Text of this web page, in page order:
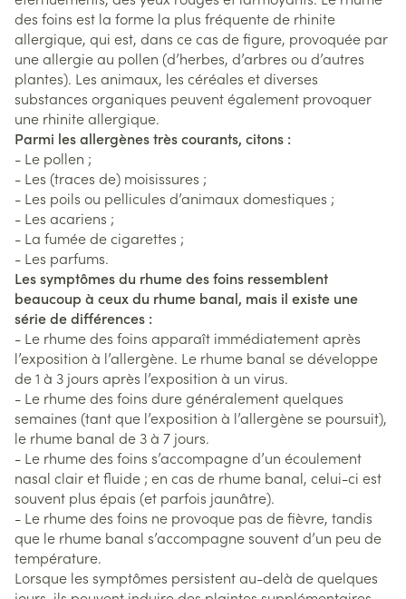
des foins est la forme la plus fréquente de rhinite
allergique, qui est, dans ce cas de figure, provoquée par
une allergie au pollen (d’herbes, d’arbres ou d’autres
plantes). Les animaux, les céréales et diverses
substances organiques peuvent également provoquer
une rhinite allergique.
Parmi les allergènes très courants, citons :
- Le pollen ;
- Les (traces de) moisissures ;
- Les poils ou pellicules d’animaux domestiques ;
- Les acariens ;
- La fumée de cigarettes ;
- Les parfums.
Les symptômes du rhume des foins ressemblent
beaucoup à ceux du rhume banal, mais il existe une
série de différences :
- Le rhume des foins apparaît immédiatement après
l’exposition à l’allergène. Le rhume banal se développe
de 1 à 3 jours après l’exposition à un virus.
- Le rhume des foins dure généralement quelques
semaines (tant que l’exposition à l’allergène se poursuit),
le rhume banal de 3 à 7 jours.
- Le rhume des foins s’accompagne d’un écoulement
nasal clair et fluide ; en cas de rhume banal, celui-ci est
souvent plus épais (et parfois jaunâtre).
- Le rhume des foins ne provoque pas de fièvre, tandis
que le rhume banal s’accompagne souvent d’un peu de
température.
Lorsque les symptômes persistent au-delà de quelques